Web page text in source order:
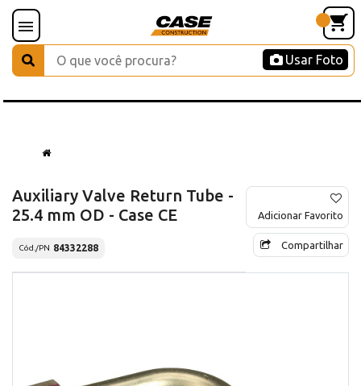
Usar Foto
Auxiliary Valve Return Tube -
25.4 mm OD - Case CE
Cód./PN 84332288
Adicionar Favorito
Compartilhar